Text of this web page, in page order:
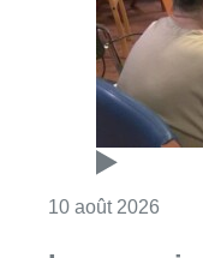
riverains